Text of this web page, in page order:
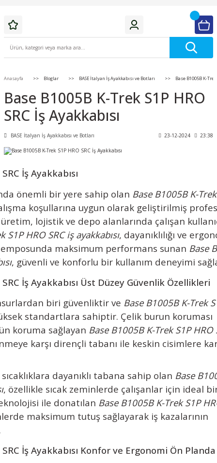
Anasayfa Bloglar BASE İtalyan İş Ayakkabısı ve Botları Base B1005B K-Trek
Base B1005B K-Trek S1P HRO
SRC İş Ayakkabısı
BASE İtalyan İş Ayakkabısı ve Botları 23-12-2024 23:38
İş Ayakkabısı
önemli bir yere sahip olan Base B1005B K-
koşullarına uygun olarak geliştirilmiş
lojistik ve depo alanlarında çalışan
S1P HRO SRC iş ayakkabısı, dayanıklılığı ve
temposunda maksimum performans sunan Base
, güvenli ve konforlu bir kullanım deneyimi
İş Ayakkabısı Üst Düzey Güvenlik Özellikleri
biri güvenliktir ve Base B1005B K-Trek
standartlara sahiptir. Çelik burun koruması
koruma sağlayan Base B1005B K-Trek S1P HRO
karşı dirençli tabanı ile keskin cisimlere
dayanıklı tabana sahip olan Base
, özellikle sıcak zeminlerde çalışanlar için ideal
ile donatılan Base B1005B K-Trek S1P
maksimum tutuş sağlayarak iş kazalarının
İş Ayakkabısı Konfor ve Ergonomi Ön Planda